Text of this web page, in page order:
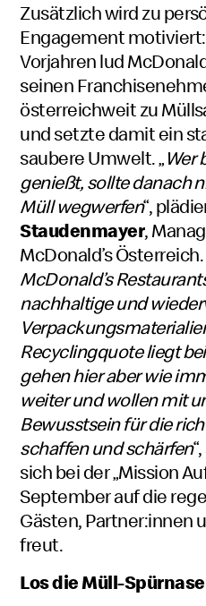
Zusätzlich wird zu
Engagement
Vorjahren lud
seinen
österreichweit zu
und setzte damit ein
saubere Umwelt. „Wer
genießt, sollte danach
Müll wegwerfen“,
Staudenmayer,
McDonald’s Österreich.
McDonald’s
nachhaltige und
Recyclingquote liegt
gehen hier aber wie
weiter und wollen mit
Bewusstsein für die
schaffen und schärfen
sich bei der „Mission
September auf die
Gästen, Partner:innen
freut.
Los die Müll-